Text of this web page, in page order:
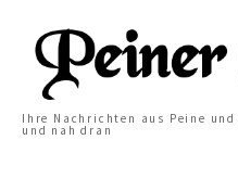
Ihre Nachrichten aus Peine
und nah dran